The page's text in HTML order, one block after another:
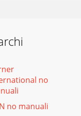
no
no manuali